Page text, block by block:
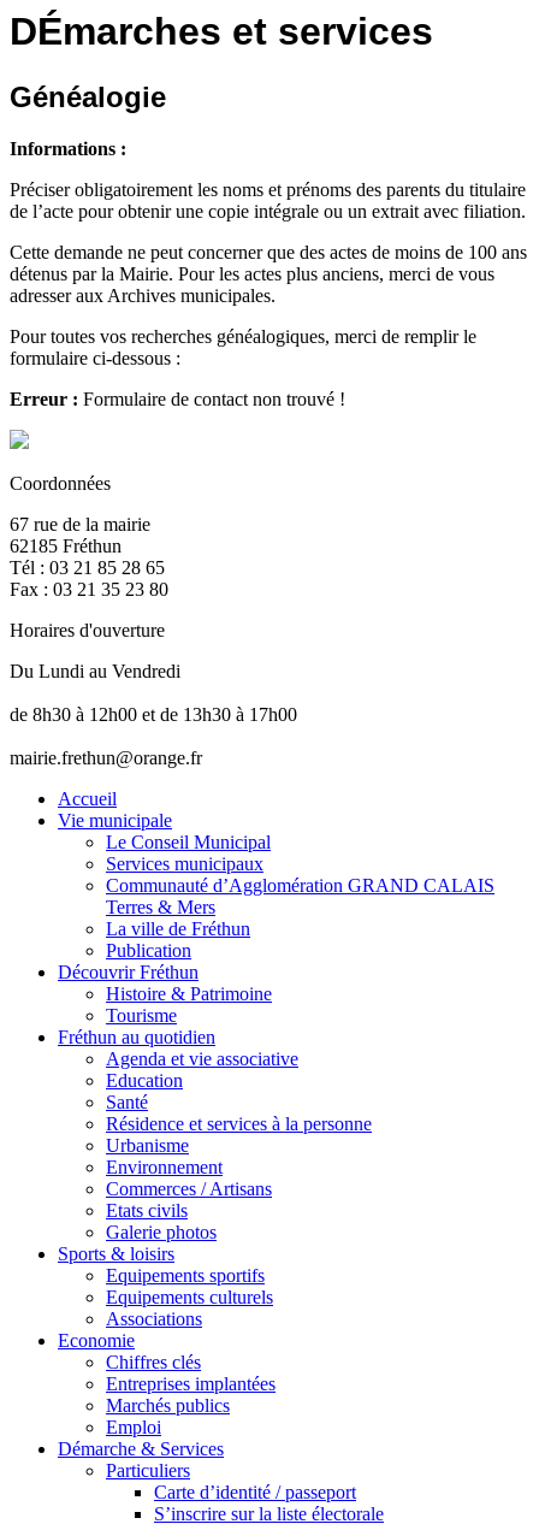
DÉmarches et services
Généalogie
Informations :
Préciser obligatoirement les noms et prénoms des parents du titulaire
de l’acte pour obtenir une copie intégrale ou un extrait avec filiation.
Cette demande ne peut concerner que des actes de moins de 100 ans
détenus par la Mairie. Pour les actes plus anciens, merci de vous
adresser aux Archives municipales.
Pour toutes vos recherches généalogiques, merci de remplir le
formulaire ci-dessous :
Erreur : Formulaire de contact non trouvé !
Coordonnées
67 rue de la mairie
62185 Fréthun
Tél : 03 21 85 28 65
Fax : 03 21 35 23 80
Horaires d'ouverture
Du Lundi au Vendredi
de 8h30 à 12h00 et de 13h30 à 17h00
mairie.frethun@orange.fr
Accueil
Vie municipale
Le Conseil Municipal
Services municipaux
Communauté d’Agglomération GRAND CALAIS
Terres & Mers
La ville de Fréthun
Publication
Découvrir Fréthun
Histoire & Patrimoine
Tourisme
Fréthun au quotidien
Agenda et vie associative
Education
Santé
Résidence et services à la personne
Urbanisme
Environnement
Commerces / Artisans
Etats civils
Galerie photos
Sports & loisirs
Equipements sportifs
Equipements culturels
Associations
Economie
Chiffres clés
Entreprises implantées
Marchés publics
Emploi
Démarche & Services
Particuliers
Carte d’identité / passeport
S’inscrire sur la liste électorale